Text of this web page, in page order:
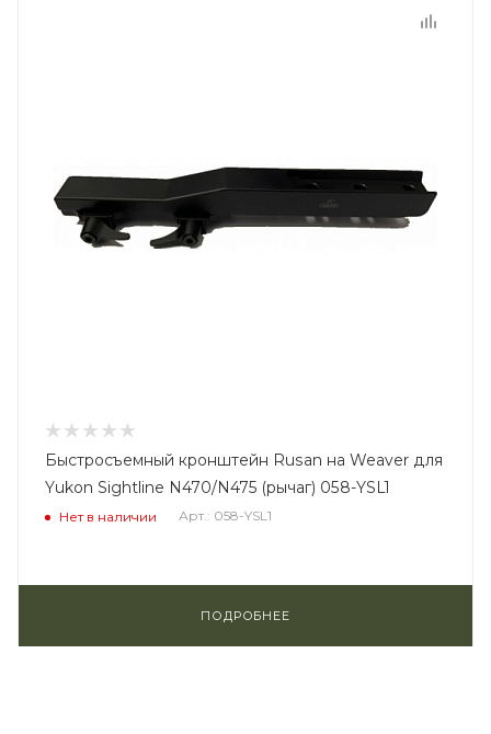
Быстросъемный кронштейн Rusan на Weaver для
Yukon Sightline N470/N475 (рычаг) 058-YSL1
Нет в наличии Арт.: 058-YSL1
ПОДРОБНЕЕ